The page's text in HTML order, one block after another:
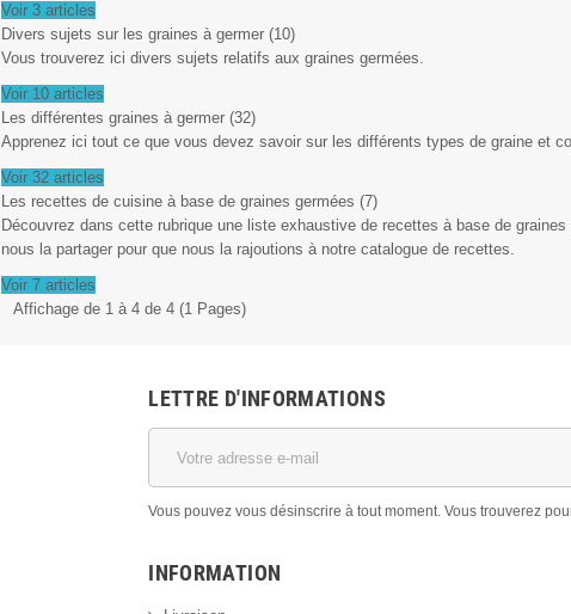
Voir 3 articles
Divers sujets sur les graines à germer (10)
Vous trouverez ici divers sujets relatifs aux graines germées.
Voir 10 articles
Les différentes graines à germer (32)
Apprenez ici tout ce que vous devez savoir sur les différents types de graine et
Voir 32 articles
Les recettes de cuisine à base de graines germées (7)
Découvrez dans cette rubrique une liste exhaustive de recettes à base de
nous la partager pour que nous la rajoutions à notre catalogue de recettes.
Voir 7 articles
Affichage de 1 à 4 de 4 (1 Pages)
LETTRE D'INFORMATIONS
Vous pouvez vous désinscrire à tout moment. Vous trouverez
INFORMATION